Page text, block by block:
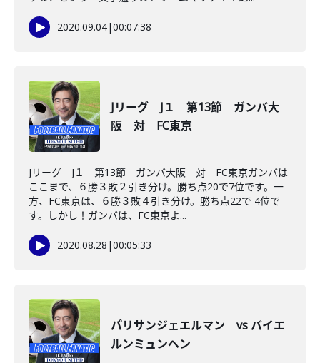
2020.09.04|00:07:38
Jリーグ J１ 第13節 ガンバ大
阪 対 FC東京
Jリーグ J１ 第13節 ガンバ大阪 対 FC東京ガンバは
ここまで、６勝３敗２引き分け。勝ち点20で7位です。一
方、FC東京は、６勝３敗４引き分け。勝ち点22で 4位で
す。しかし！ガンバは、FC東京よ...
2020.08.28 |00:05:33
パリサンジェエルマン vs バイエ
ルンミュンヘン